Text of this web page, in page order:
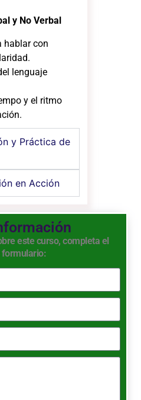
y No Verbal
hablar con
lenguaje
y el ritmo
y Práctica de
en Acción
este curso, completa el
formulario: